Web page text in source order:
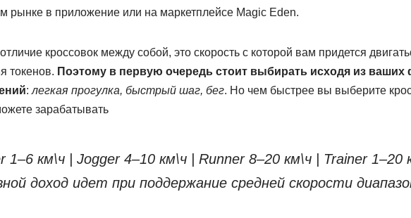
рынке в приложение или на маркетплейсе Magic Eden.
кроссовок между собой, это скорость с которой вам придется
токенов. Поэтому в первую очередь стоит выбирать исходя из ваших
: легкая прогулка, быстрый шаг, бег. Но чем быстрее вы выберите
зарабатывать
1–6 км\ч | Jogger 4–10 км\ч | Runner 8–20 км\ч | Trainer 1–20
доход идет при поддержание средней скорости